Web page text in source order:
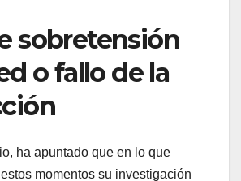
sobretensión
o fallo de la
ha apuntado que en lo que
momentos su investigación